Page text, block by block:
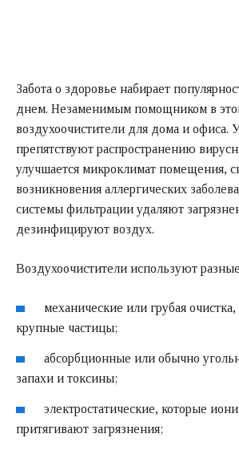
Забота о здоровье набирает
днем. Незаменимым помощником в
воздухоочистители для дома и офиса.
препятствуют распространению
улучшается микроклимат помещения,
возникновения аллергических
системы фильтрации удаляют
дезинфицируют воздух.
Воздухоочистители используют
механические или грубая
крупные частицы;
абсорбционные или обычно
запахи и токсины;
электростатические, которые
притягивают загрязнения;